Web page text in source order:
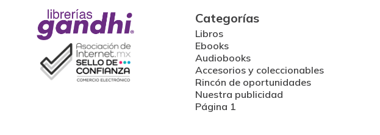
Categorías
Libros
Ebooks
Audiobooks
Accesorios y coleccionables
Rincón de oportunidades
Nuestra publicidad
Página 1